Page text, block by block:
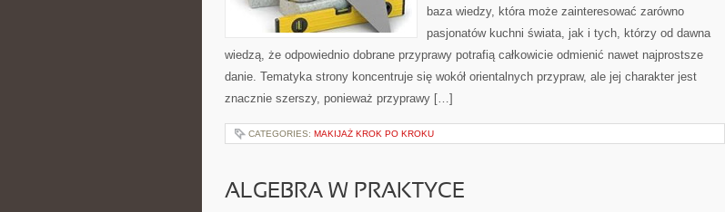
baza wiedzy, która może zainteresować zarówno
pasjonatów kuchni świata, jak i tych, którzy od dawna
wiedzą, że odpowiednio dobrane przyprawy potrafią całkowicie odmienić nawet najprostsze
danie. Tematyka strony koncentruje się wokół orientalnych przypraw, ale jej charakter jest
znacznie szerszy, ponieważ przyprawy […]
CATEGORIES: MAKIJAŻ KROK PO KROKU
ALGEBRA W PRAKTYCE